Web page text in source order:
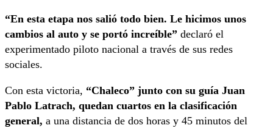
“En esta etapa nos salió todo bien. Le hicimos unos
cambios al auto y se portó increíble” declaró el
experimentado piloto nacional a través de sus redes
sociales.
Con esta victoria, “Chaleco” junto con su guía Juan
Pablo Latrach, quedan cuartos en la clasificación
general, a una distancia de dos horas y 45 minutos del